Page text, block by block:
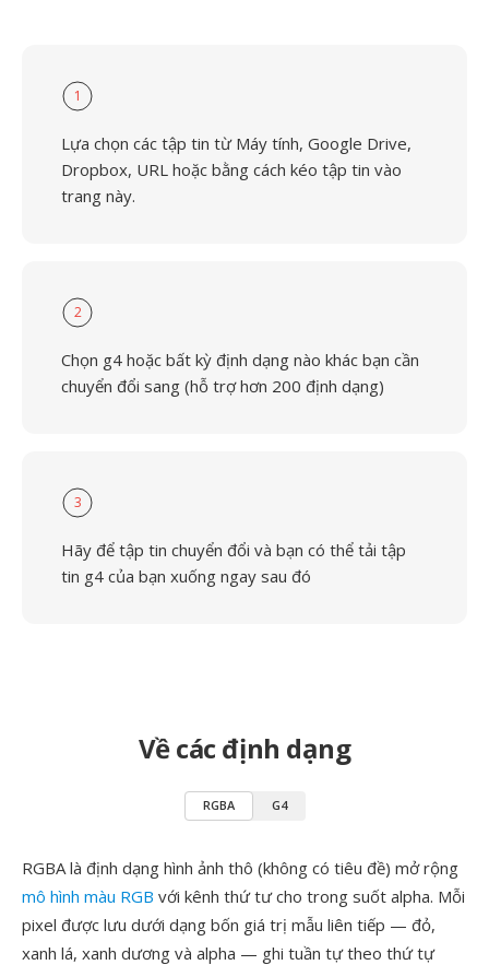
1
Lựa chọn các tập tin từ Máy tính, Google Drive,
Dropbox, URL hoặc bằng cách kéo tập tin vào
trang này.
2
Chọn g4 hoặc bất kỳ định dạng nào khác bạn cần
chuyển đổi sang (hỗ trợ hơn 200 định dạng)
3
Hãy để tập tin chuyển đổi và bạn có thể tải tập
tin g4 của bạn xuống ngay sau đó
Về các định dạng
RGBA G4
RGBA là định dạng hình ảnh thô (không có tiêu đề) mở rộng
mô hình màu RGB với kênh thứ tư cho trong suốt alpha. Mỗi
pixel được lưu dưới dạng bốn giá trị mẫu liên tiếp — đỏ,
xanh lá, xanh dương và alpha — ghi tuần tự theo thứ tự